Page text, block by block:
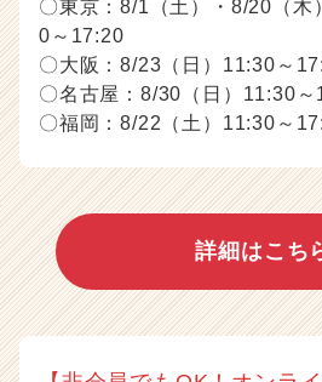
〇東京：8/1（土）・8/20（木
0～17:20
〇大阪：8/23（日）11:30～
〇名古屋：8/30（日）11:30～
〇福岡：8/22（土）11:30～
詳細はこち